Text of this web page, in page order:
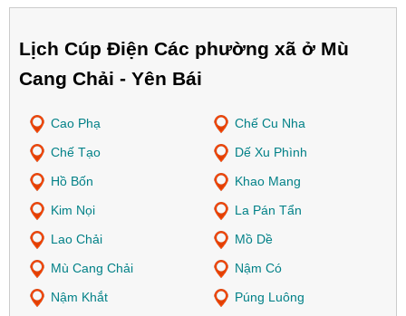
Lịch Cúp Điện Các phường xã ở Mù
Cang Chải - Yên Bái
Cao Phạ
Chế Cu Nha
Chế Tạo
Dế Xu Phình
Hồ Bốn
Khao Mang
Kim Nọi
La Pán Tẩn
Lao Chải
Mồ Dề
Mù Cang Chải
Nậm Có
Nậm Khắt
Púng Luông